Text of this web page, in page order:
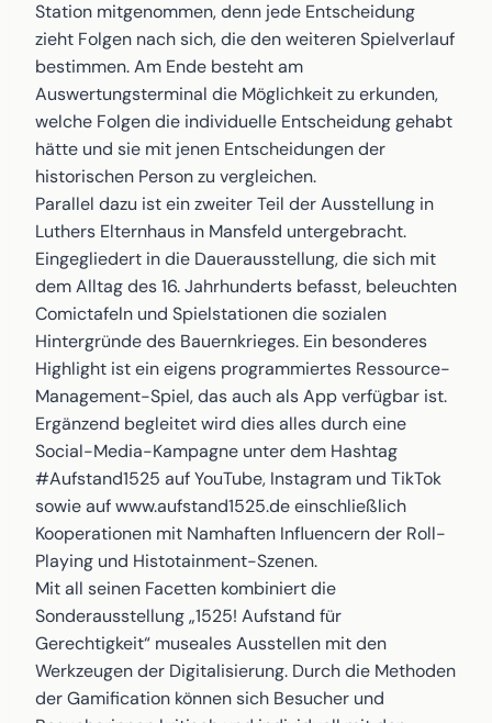
Station mitgenommen, denn jede Entscheidung
zieht Folgen nach sich, die den weiteren Spielverlauf
bestimmen. Am Ende besteht am
Auswertungsterminal die Möglichkeit zu erkunden,
welche Folgen die individuelle Entscheidung gehabt
hätte und sie mit jenen Entscheidungen der
historischen Person zu vergleichen.
Parallel dazu ist ein zweiter Teil der Ausstellung in
Luthers Elternhaus in Mansfeld untergebracht.
Eingegliedert in die Dauerausstellung, die sich mit
dem Alltag des 16. Jahrhunderts befasst, beleuchten
Comictafeln und Spielstationen die sozialen
Hintergründe des Bauernkrieges. Ein besonderes
Highlight ist ein eigens programmiertes Ressource-
Management-Spiel, das auch als App verfügbar ist.
Ergänzend begleitet wird dies alles durch eine
Social-Media-Kampagne unter dem Hashtag
#Aufstand1525 auf YouTube, Instagram und TikTok
sowie auf www.aufstand1525.de einschließlich
Kooperationen mit Namhaften Influencern der Roll-
Playing und Histotainment-Szenen.
Mit all seinen Facetten kombiniert die
Sonderausstellung „1525! Aufstand für
Gerechtigkeit“ museales Ausstellen mit den
Werkzeugen der Digitalisierung. Durch die Methoden
der Gamification können sich Besucher und